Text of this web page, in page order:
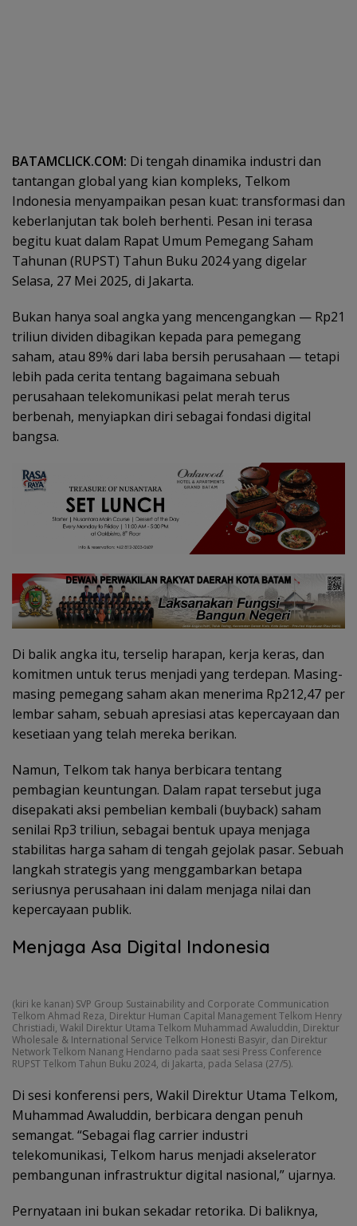
BATAMCLICK.COM: Di tengah dinamika industri dan
tantangan global yang kian kompleks, Telkom
Indonesia menyampaikan pesan kuat: transformasi dan
keberlanjutan tak boleh berhenti. Pesan ini terasa
begitu kuat dalam Rapat Umum Pemegang Saham
Tahunan (RUPST) Tahun Buku 2024 yang digelar
Selasa, 27 Mei 2025, di Jakarta.
Bukan hanya soal angka yang mencengangkan — Rp21
triliun dividen dibagikan kepada para pemegang
saham, atau 89% dari laba bersih perusahaan — tetapi
lebih pada cerita tentang bagaimana sebuah
perusahaan telekomunikasi pelat merah terus
berbenah, menyiapkan diri sebagai fondasi digital
bangsa.
Di balik angka itu, terselip harapan, kerja keras, dan
komitmen untuk terus menjadi yang terdepan. Masing-
masing pemegang saham akan menerima Rp212,47 per
lembar saham, sebuah apresiasi atas kepercayaan dan
kesetiaan yang telah mereka berikan.
Namun, Telkom tak hanya berbicara tentang
pembagian keuntungan. Dalam rapat tersebut juga
disepakati aksi pembelian kembali (buyback) saham
senilai Rp3 triliun, sebagai bentuk upaya menjaga
stabilitas harga saham di tengah gejolak pasar. Sebuah
langkah strategis yang menggambarkan betapa
seriusnya perusahaan ini dalam menjaga nilai dan
kepercayaan publik.
Menjaga Asa Digital Indonesia
(kiri ke kanan) SVP Group Sustainability and Corporate Communication
Telkom Ahmad Reza, Direktur Human Capital Management Telkom Henry
Christiadi, Wakil Direktur Utama Telkom Muhammad Awaluddin, Direktur
Wholesale & International Service Telkom Honesti Basyir, dan Direktur
Network Telkom Nanang Hendarno pada saat sesi Press Conference
RUPST Telkom Tahun Buku 2024, di Jakarta, pada Selasa (27/5).
Di sesi konferensi pers, Wakil Direktur Utama Telkom,
Muhammad Awaluddin, berbicara dengan penuh
semangat. “Sebagai flag carrier industri
telekomunikasi, Telkom harus menjadi akselerator
pembangunan infrastruktur digital nasional,” ujarnya.
Pernyataan ini bukan sekadar retorika. Di baliknya,